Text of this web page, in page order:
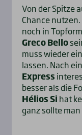
Von der Spitze
Chance
noch in
Greco Bello
muss wieder
lassen. Nach
Express
besser als die
Hélios Si hat
ganz sollte